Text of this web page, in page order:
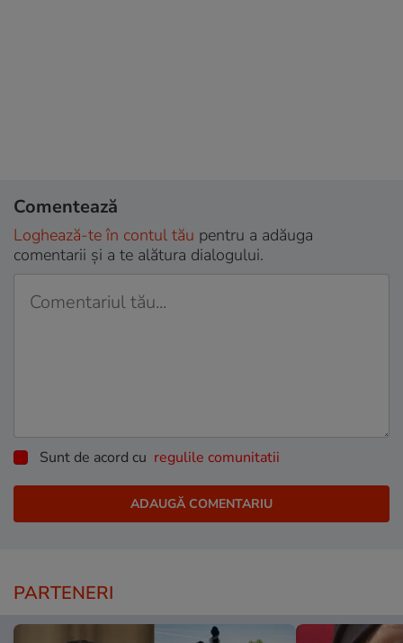
Comentează
Loghează-te în contul tău pentru a adăuga
comentarii și a te alătura dialogului.
Sunt de acord cu regulile comunitatii
PARTENERI